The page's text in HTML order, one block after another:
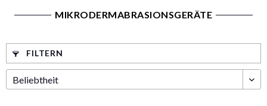
MIKRODERMABRASIONSGERÄTE
FILTERN